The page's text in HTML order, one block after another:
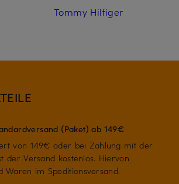
Tommy Hilfiger
(Paket) ab 149€
von 149€ oder bei Zahlung mit der
der Versand kostenlos. Hiervon
Waren im Speditionsversand.